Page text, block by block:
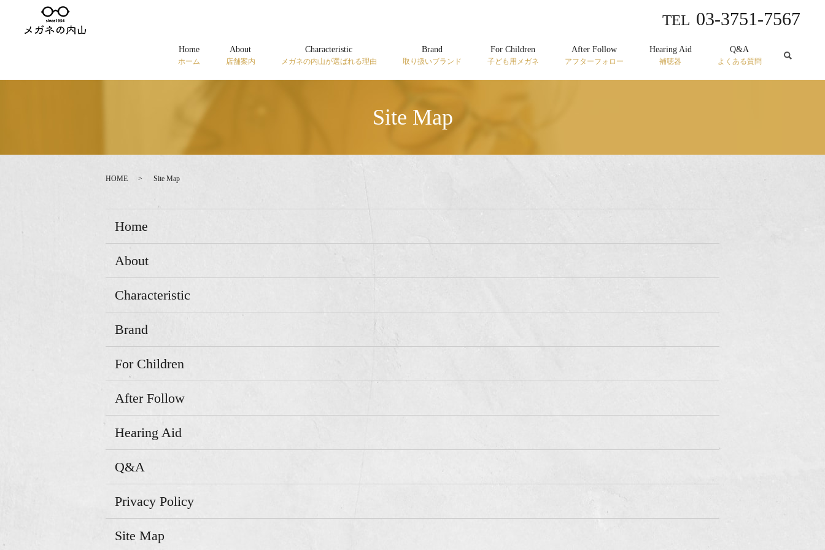
Home
ホーム
About
店舗案内
Characteristic
メガネの内山が選ばれる理由
Brand
取り扱いブランド
For Children
子ども用メガネ
After Follow
アフターフォロー
Hearing Aid
補聴器
Q&A
よくある質問
TEL 03-3751-7567
Site Map
HOME Site Map
Home
About
Characteristic
Brand
For Children
After Follow
Hearing Aid
Q&A
Privacy Policy
Site Map